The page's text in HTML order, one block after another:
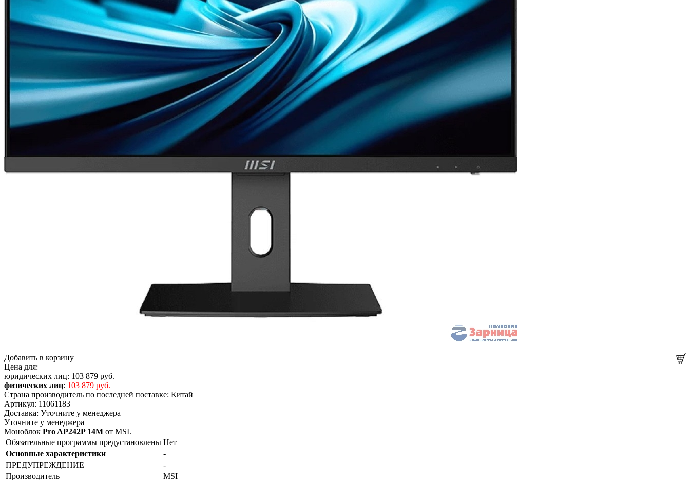
Добавить в корзину
Цена для:
юридических лиц: 103 879 руб.
физических лиц: 103 879 руб.
Страна производитель по последней поставке: Китай
Артикул: 11061183
Доставка: Уточните у менеджера
Уточните у менеджера
Моноблок Pro AP242P 14M от MSI.
Обязательные программы предустановлены Нет
Основные характеристики
-
ПРЕДУПРЕЖДЕНИЕ
-
Производитель
MSI